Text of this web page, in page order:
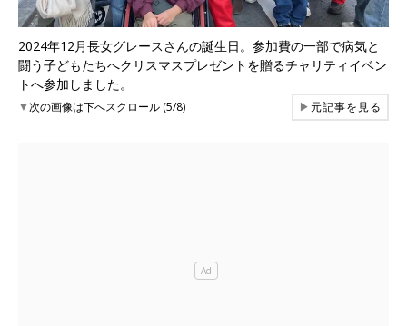
2024年12月長女グレースさんの誕生日。参加費の一部で病気と
闘う子どもたちへクリスマスプレゼントを贈るチャリティイベン
トへ参加しました。
▼次の画像は下へスクロール (5/8) ▶元記事を見る